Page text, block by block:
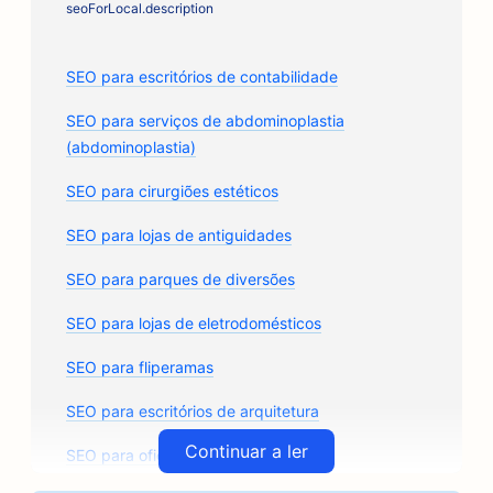
seoForLocal.description
SEO para escritórios de contabilidade
SEO para serviços de abdominoplastia
(abdominoplastia)
SEO para cirurgiões estéticos
SEO para lojas de antiguidades
SEO para parques de diversões
SEO para lojas de eletrodomésticos
SEO para fliperamas
SEO para escritórios de arquitetura
SEO para oficinas de funilaria
Continuar a ler